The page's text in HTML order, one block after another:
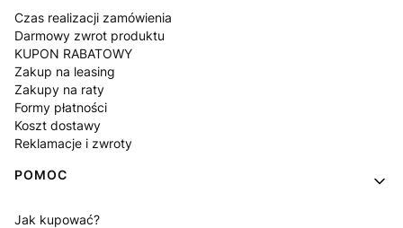
Czas realizacji zamówienia
Darmowy zwrot produktu
KUPON RABATOWY
Zakup na leasing
Zakupy na raty
Formy płatności
Koszt dostawy
Reklamacje i zwroty
POMOC
Jak kupować?